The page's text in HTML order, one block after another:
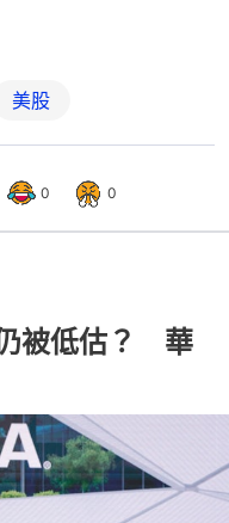
美股
0 0
被低估？ 華